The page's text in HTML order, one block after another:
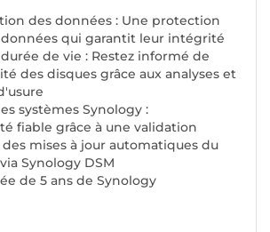
des données : Une protection
qui garantit leur intégrité
de vie : Restez informé de
des disques grâce aux analyses et
systèmes Synology :
fiable grâce à une validation
mises à jour automatiques du
Synology DSM
de 5 ans de Synology